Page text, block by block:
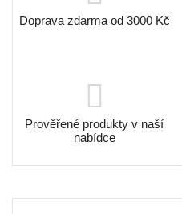
Doprava zdarma od 3000 Kč
Prověřené produkty v naší
nabídce